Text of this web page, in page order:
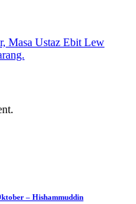
Masa Ustaz Ebit Lew
– Hishammuddin